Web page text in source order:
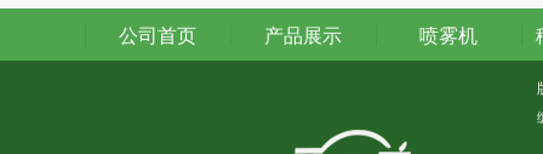
公司首页 产品展示 喷雾机